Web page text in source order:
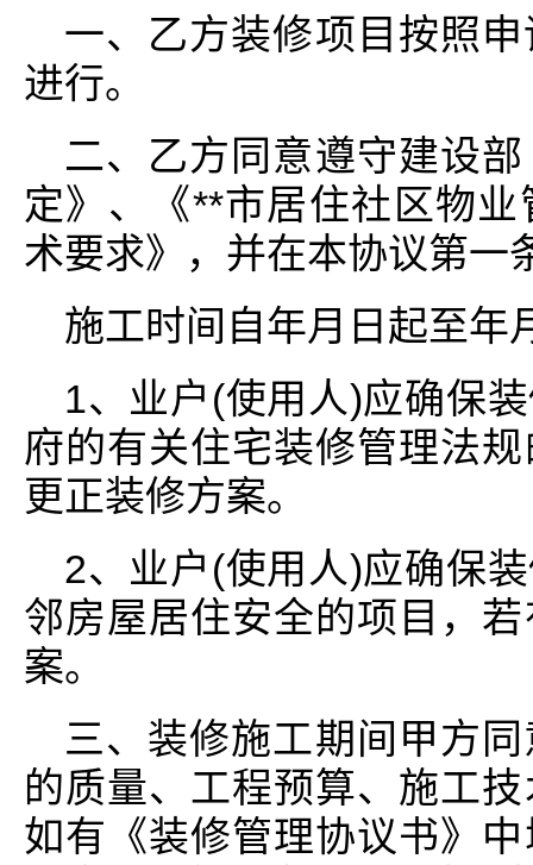
一、乙方装修项目按照
进行。
二、乙方同意遵守建设
定》、《**市居住社区物
术要求》，并在本协议第一
施工时间自年月日起至年
1、业户(使用人)应确保
府的有关住宅装修管理法
更正装修方案。
2、业户(使用人)应确保
邻房屋居住安全的项目，
案。
三、装修施工期间甲方
的质量、工程预算、施工
如有《装修管理协议书》